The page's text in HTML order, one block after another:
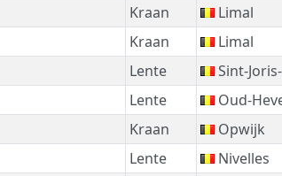
Kraan Limal
Kraan Limal
Lente Sint-
Lente Oud-
Kraan Opwijk
Lente Nivelles